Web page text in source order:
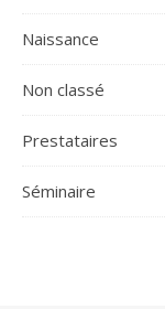
Naissance
Non classé
Prestataires
Séminaire